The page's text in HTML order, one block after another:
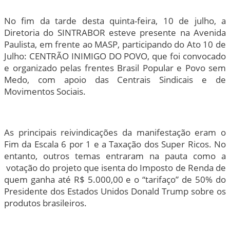
No fim da tarde desta quinta-feira, 10 de julho, a
Diretoria do SINTRABOR esteve presente na Avenida
Paulista, em frente ao MASP, participando do Ato 10 de
Julho: CENTRÃO INIMIGO DO POVO, que foi convocado
e organizado pelas frentes Brasil Popular e Povo sem
Medo, com apoio das Centrais Sindicais e de
Movimentos Sociais.
As principais reivindicações da manifestação eram o
Fim da Escala 6 por 1 e a Taxação dos Super Ricos. No
entanto, outros temas entraram na pauta como a
votação do projeto que isenta do Imposto de Renda de
quem ganha até R$ 5.000,00 e o “tarifaço” de 50% do
Presidente dos Estados Unidos Donald Trump sobre os
produtos brasileiros.